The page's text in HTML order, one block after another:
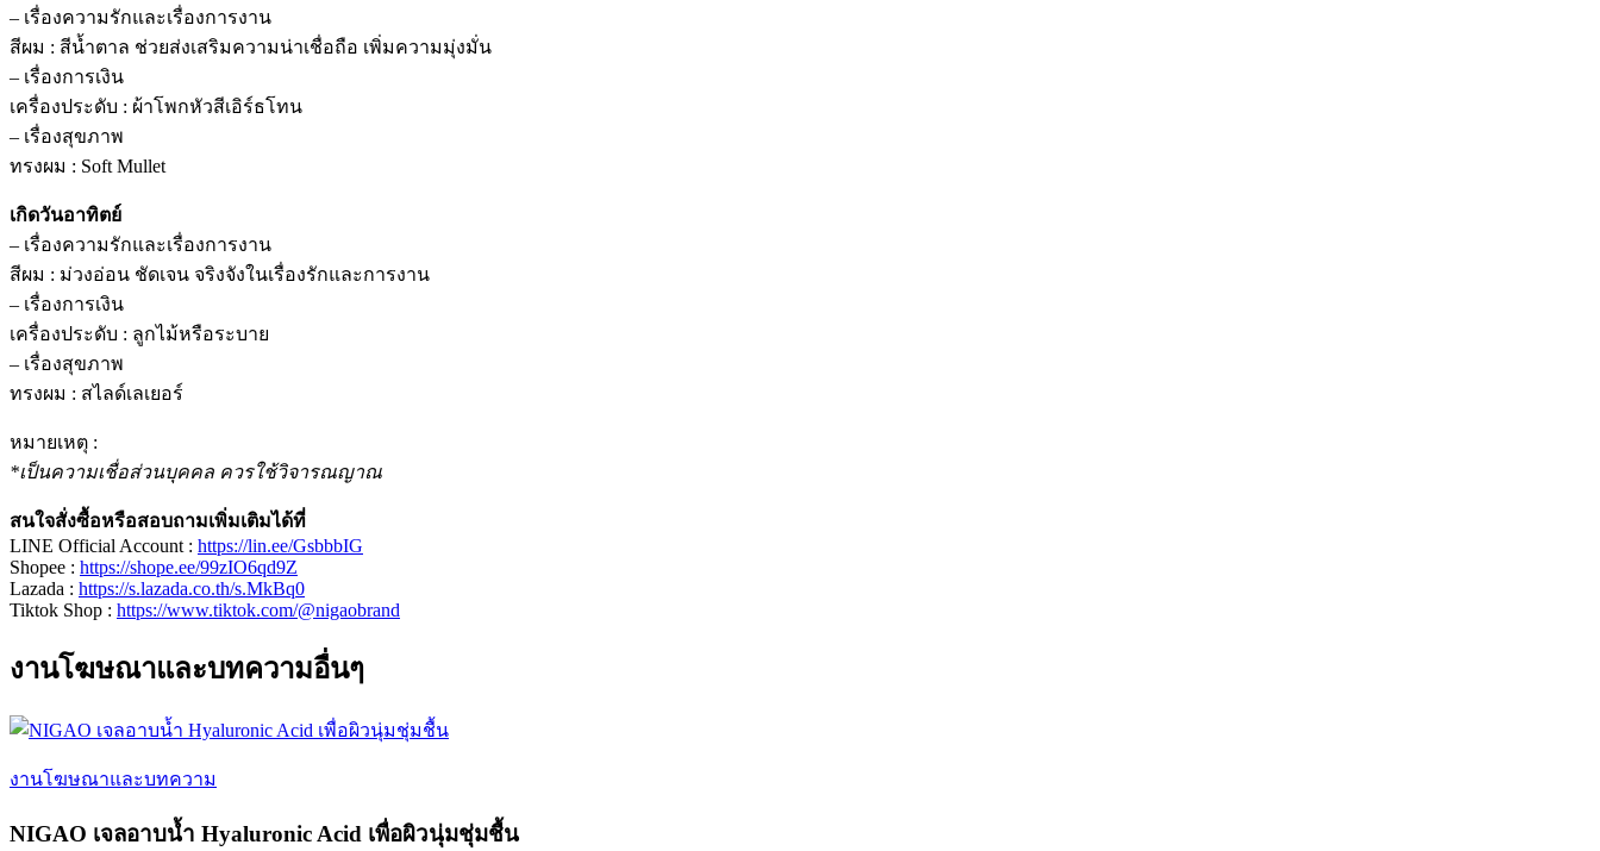
– เรื่องความรักและเรื่องการงาน
สีผม : สีน้ำตาล ช่วยส่งเสริมความน่าเชื่อถือ เพิ่มความมุ่งมั่น
– เรื่องการเงิน
เครื่องประดับ : ผ้าโพกหัวสีเอิร์ธโทน
– เรื่องสุขภาพ
ทรงผม : Soft Mullet
เกิดวันอาทิตย์
– เรื่องความรักและเรื่องการงาน
สีผม : ม่วงอ่อน ชัดเจน จริงจังในเรื่องรักและการงาน
– เรื่องการเงิน
เครื่องประดับ : ลูกไม้หรือระบาย
– เรื่องสุขภาพ
ทรงผม : สไลด์เลเยอร์
หมายเหตุ :
*เป็นความเชื่อส่วนบุคคล ควรใช้วิจารณญาณ
สนใจสั่งซื้อหรือสอบถามเพิ่มเติมได้ที่
LINE Official Account : https://lin.ee/GsbbbIG
Shopee : https://shope.ee/99zIO6qd9Z
Lazada : https://s.lazada.co.th/s.MkBq0
Tiktok Shop : https://www.tiktok.com/@nigaobrand
งานโฆษณาและบทความอื่นๆ
งานโฆษณาและบทความ
NIGAO เจลอาบน้ำ Hyaluronic Acid เพื่อผิวนุ่มชุ่มชื้น